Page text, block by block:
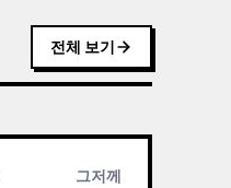
전체 보기
그저께